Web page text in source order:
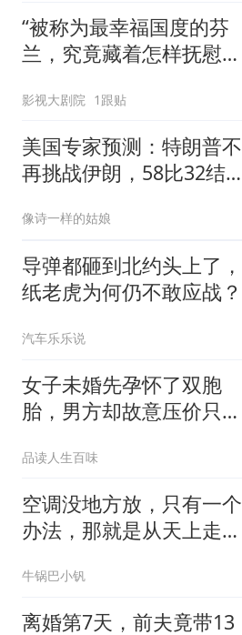
“被称为最幸福国度的芬
兰，究竟藏着怎样抚慰人
影视大剧院 1跟贴
美国专家预测：特朗普不
再挑战伊朗，58比32结果
像诗一样的姑娘
导弹都砸到北约头上了，
纸老虎为何仍不敢应战？
汽车乐乐说
女子未婚先孕怀了双胞
胎，男方却故意压价只给
品读人生百味
空调没地方放，只有一个
办法，那就是从天上走，
牛锅巴小钒
离婚第7天，前夫竟带13